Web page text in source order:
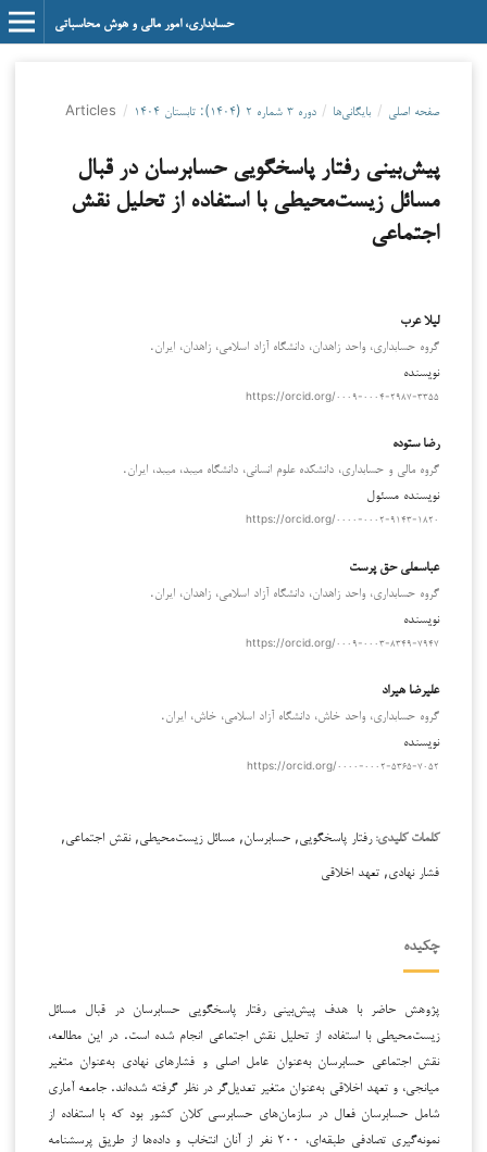
حسابداری، امور مالی و هوش محاسباتی
صفحه اصلی / بایگانی‌ها / دوره ۳ شماره ۲ (۱۴۰۴): تابستان ۱۴۰۴ /
Articles
پیش‌بینی رفتار پاسخگویی حسابرسان در قبال
مسائل زیست‌محیطی با استفاده از تحلیل نقش
اجتماعی
لیلا عرب
گروه حسابداری، واحد زاهدان، دانشگاه آزاد اسلامی، زاهدان، ایران.
نویسنده
https://orcid.org/۰۰۰۹-۰۰۰۴-۲۹۸۷-۳۳۵۵
رضا ستوده
گروه مالی و حسابداری، دانشکده علوم انسانی، دانشگاه میبد، میبد، ایران.
نویسنده مسئول
https://orcid.org/۰۰۰۰-۰۰۰۲-۹۱۴۳-۱۸۲۰
عباسعلی حق پرست
گروه حسابداری، واحد زاهدان، دانشگاه آزاد اسلامی، زاهدان، ایران.
نویسنده
https://orcid.org/۰۰۰۹-۰۰۰۳-۸۳۴۹-۷۹۴۷
علیرضا هیراد
گروه حسابداری، واحد خاش، دانشگاه آزاد اسلامی، خاش، ایران.
نویسنده
https://orcid.org/۰۰۰۰-۰۰۰۲-۵۳۶۵-۷۰۵۲
کلمات کلیدی:رفتار پاسخگویی, حسابرسان, مسائل زیست‌محیطی, نقش اجتماعی,
فشار نهادی, تعهد اخلاقی
چکیده
پژوهش حاضر با هدف پیش‌بینی رفتار پاسخگویی حسابرسان در قبال مسائل
زیست‌محیطی با استفاده از تحلیل نقش اجتماعی انجام شده است. در این مطالعه،
نقش اجتماعی حسابرسان به‌عنوان عامل اصلی و فشارهای نهادی به‌عنوان متغیر
میانجی، و تعهد اخلاقی به‌عنوان متغیر تعدیل‌گر در نظر گرفته شده‌اند. جامعه آماری
شامل حسابرسان فعال در سازمان‌های حسابرسی کلان کشور بود که با استفاده از
نمونه‌گیری تصادفی طبقه‌ای، ۲۰۰ نفر از آنان انتخاب و داده‌ها از طریق پرسشنامه